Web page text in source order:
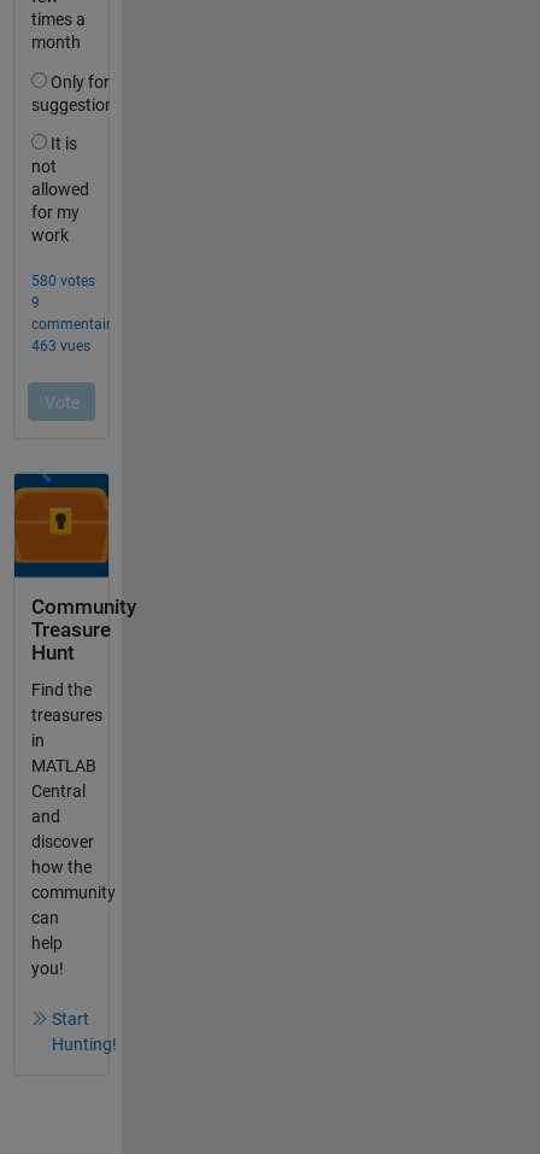
Community
Treasure
Hunt
Find the
treasures
in
MATLAB
Central
and
discover
how the
community
can
help
you!
Start
Hunting!